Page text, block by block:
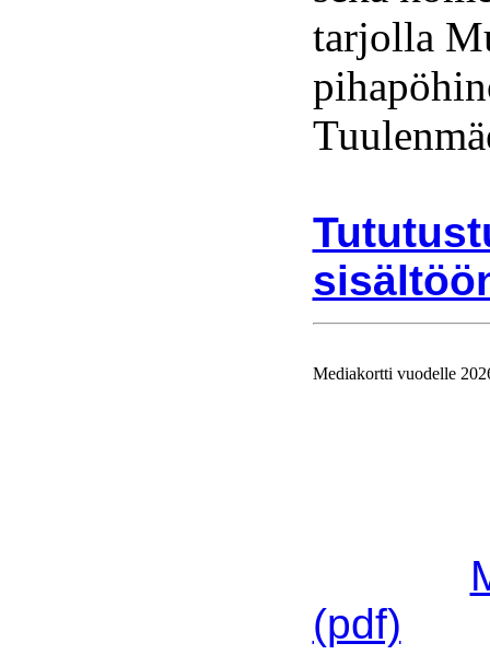
tarjolla
Mediakortti vuodelle
(pdf)